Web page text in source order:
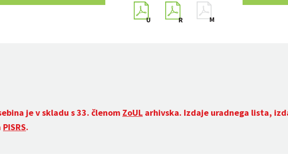
je v skladu s 33. členom ZoUL arhivska. Izdaje uradnega lista,
PISRS.